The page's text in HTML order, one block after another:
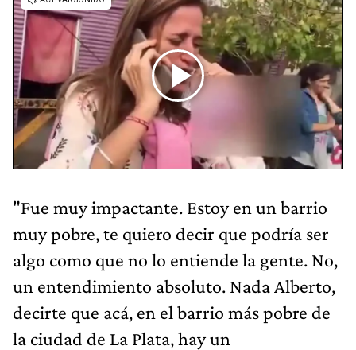
"Fue muy impactante. Estoy en un barrio
muy pobre, te quiero decir que podría ser
algo como que no lo entiende la gente. No,
un entendimiento absoluto. Nada Alberto,
decirte que acá, en el barrio más pobre de
la ciudad de La Plata, hay un